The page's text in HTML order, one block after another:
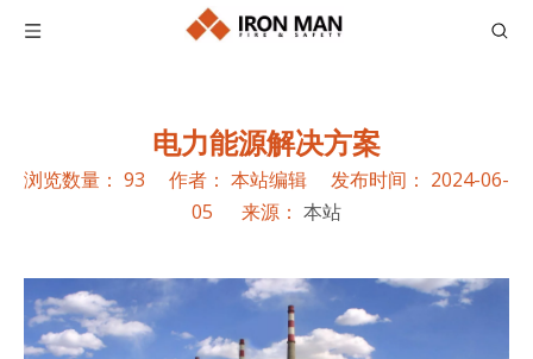
电力能源解决方案
浏览数量： 93 作者： 本站编辑 发布时间： 2024-06-
05 来源： 本站